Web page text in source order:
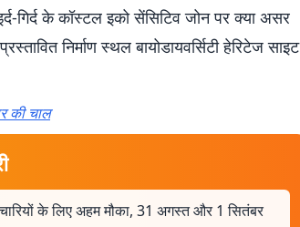
गिर्द के कॉस्टल इको सेंसिटिव जोन पर क्या असर
निर्माण स्थल बायोडायवर्सिटी हेरिटेज साइट
की चाल
के लिए अहम मौका, 31 अगस्त और 1 सितंबर